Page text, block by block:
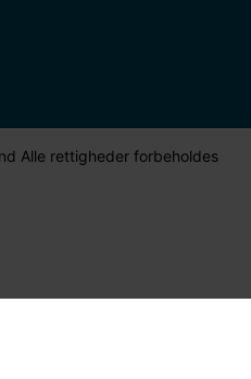
Alle rettigheder forbeholdes